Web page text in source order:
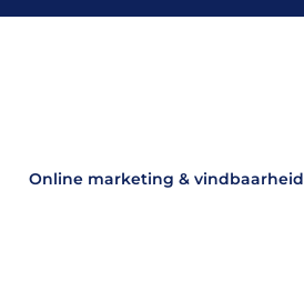
Online marketing & vindbaarheid